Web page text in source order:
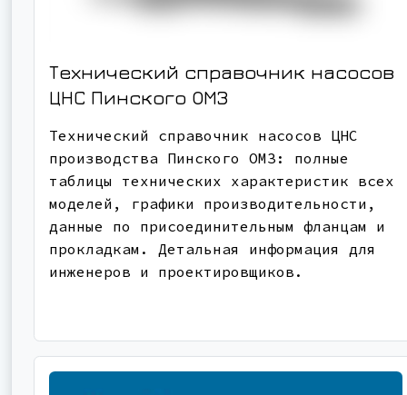
Технический справочник насосов
ЦНС Пинского ОМЗ
Технический справочник насосов ЦНС
производства Пинского ОМЗ: полные
таблицы технических характеристик всех
моделей, графики производительности,
данные по присоединительным фланцам и
прокладкам. Детальная информация для
инженеров и проектировщиков.